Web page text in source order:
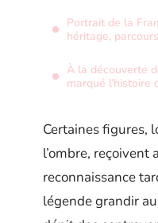
Portrait de la
héritage,
À la découverte
marqué l’histoire
Certaines figures,
l’ombre, reçoivent
reconnaissance
légende grandir